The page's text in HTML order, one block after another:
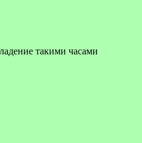
такими часами